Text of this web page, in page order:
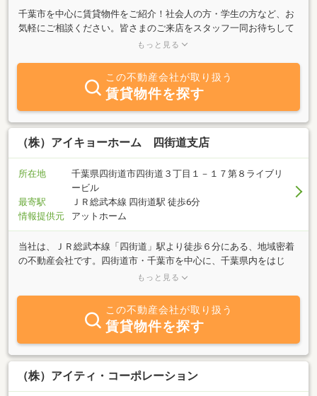
千葉市を中心に賃貸物件をご紹介！社会人の方・学生の方など、お
気軽にご相談ください。皆さまのご来店をスタッフ一同お待ちして
おります♪お気軽にフリーダイヤル【0120-18-2556】アイキョーホ
もっと見る
この不動産会社が取り扱う
賃貸物件を探す
（株）アイキョーホーム 四街道支店
所在地
千葉県四街道市四街道３丁目１－１７第８ライブリ
ービル
最寄駅
ＪＲ総武本線 四街道駅 徒歩6分
情報提供元
アットホーム
当社は、ＪＲ総武本線「四街道」駅より徒歩６分にある、地域密着
の不動産会社です。四街道市・千葉市を中心に、千葉県内をはじ
め、東京・神奈川・埼玉等で多数の物件のご紹介、ご案内をさせて
社員も在籍しております。お客様の心配事や悩み事。例え
ば・・・・気になる物件があるけど、どうしよう？・インターネッ
トで検索してみたけど、どの会社に問い合わせたらいいかな？・い
くつか物件を見て廻ったけど、気にいる物件がみつからない。・住
みかえたいけど、初期費用・入居審査・保証人などに不安を抱えて
いる。・ペットと一緒に住みたい。高齢者でも借りることができる
もっと見る
この不動産会社が取り扱う
賃貸物件を探す
（株）アイティ・コーポレーション